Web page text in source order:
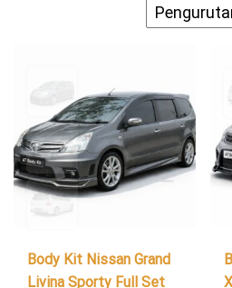
Body Kit Nissan Grand
Livina Sporty Full Set